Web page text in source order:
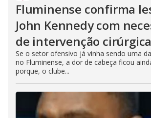
Fluminense confirma
John Kennedy com
de intervenção cirúrgica
Se o setor ofensivo já vinha sendo uma
no Fluminense, a dor de cabeça ficou
porque, o clube...